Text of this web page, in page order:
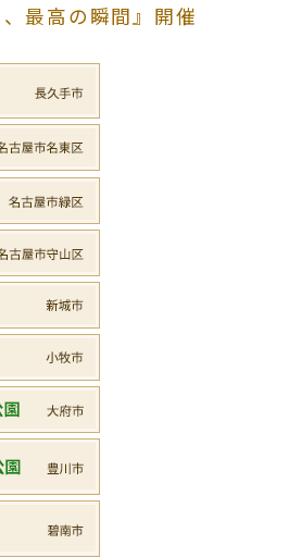
最高の瞬間』開催